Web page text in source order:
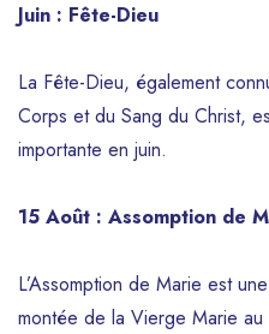
Juin : Fête-Dieu
La Fête-Dieu, également
Corps et du Sang du Christ,
importante en juin.
15 Août : Assomption de
L’Assomption de Marie est
montée de la Vierge Marie